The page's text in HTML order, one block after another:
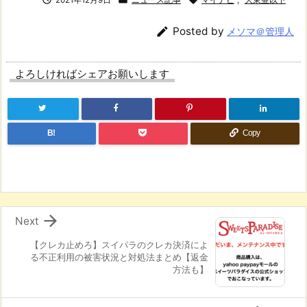
 Posted by メソマ＠管理人
よろしければシェアお願いします
B! Copy
【クレカ止めろ】スイパラのクレカ決済によ
る不正利用の被害状況と対処法まとめ【返金
方法も】

Next